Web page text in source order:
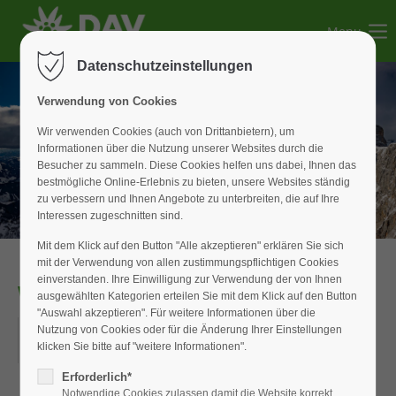
Der Eintrag "offcanvas-col2" existiert leider nicht.
Der Eintrag "offcanvas-col3" existiert leider nicht.
Der Eintrag "offcanvas-col4" existiert leider nicht.
Menu
WAN_Senioren
14.02.2018
ORT: WIESENSTRASSE IN WEISSENBURG
Datenschutzeinstellungen
Verwendung von Cookies
Wir verwenden Cookies (auch von Drittanbietern), um
Informationen über die Nutzung unserer Websites durch die
Besucher zu sammeln. Diese Cookies helfen uns dabei, Ihnen das
bestmögliche Online-Erlebnis zu bieten, unsere Websites ständig
zu verbessern und Ihnen Angebote zu unterbreiten, die auf Ihre
Interessen zugeschnitten sind.
Mit dem Klick auf den Button "Alle akzeptieren" erklären Sie sich
mit der Verwendung von allen zustimmungspflichtigen Cookies
einverstanden. Ihre Einwilligung zur Verwendung der von Ihnen
ausgewählten Kategorien erteilen Sie mit dem Klick auf den Button
"Auswahl akzeptieren". Für weitere Informationen über die
Nutzung von Cookies oder für die Änderung Ihrer Einstellungen
klicken Sie bitte auf "weitere Informationen".
Erforderlich*
Notwendige Cookies zulassen damit die Website korrekt